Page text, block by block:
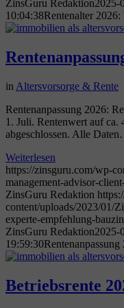
ZinsGuru Redaktion2025-
10:04:38Rentenalter
in Altersvorsorge & Rente
Rentenanpassung 2026:
1. Juli. Rentenwert auf
abgeschlossen. Alle
Weiterlesen
https://zinsguru.com/wp-
management-advisor-
ZinsGuru Redaktion
content/uploads/2023/01/
experte-empfehlung-
ZinsGuru Redaktion2025-
19:59:30Rentenanpassung
Betriebsrente